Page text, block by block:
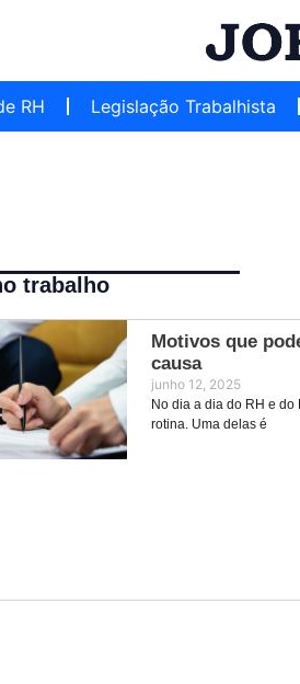
RH Legislação Trabalhista
trabalho
Motivos que
causa
junho 12, 2025
No dia a dia do RH e do
rotina. Uma delas é